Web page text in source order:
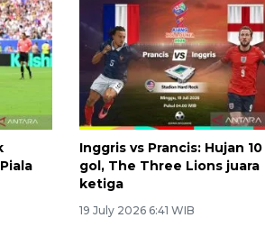
Inggris vs Prancis: Hujan 10
gol, The Three Lions juara
ketiga
19 July 2026 6:41 WIB